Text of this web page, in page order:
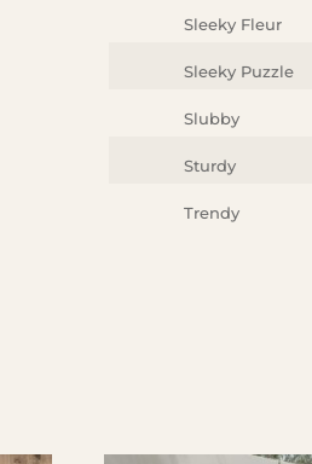
Sleeky Fleur
Sleeky Puzzle
Slubby
Sturdy
Trendy